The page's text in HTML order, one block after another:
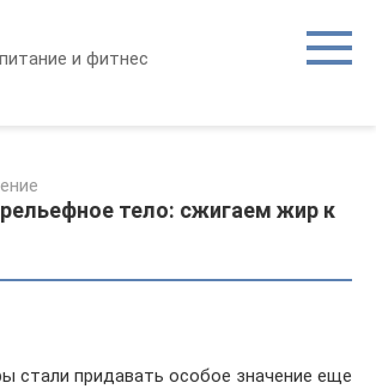
и фитнес
тело: сжигаем жир к
стали придавать особое значение еще